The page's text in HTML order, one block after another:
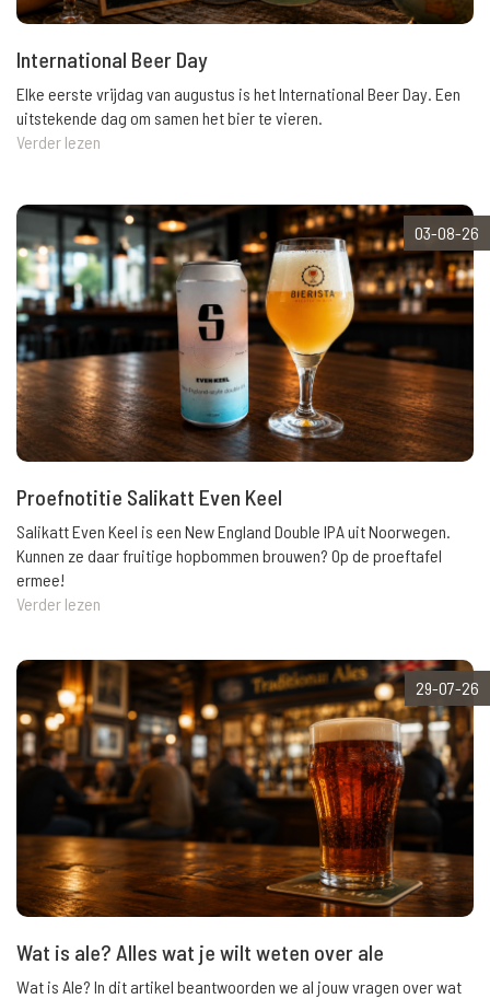
International Beer Day
Elke eerste vrijdag van augustus is het International Beer Day. Een
uitstekende dag om samen het bier te vieren.
Verder lezen
03-08-26
Proefnotitie Salikatt Even Keel
Salikatt Even Keel is een New England Double IPA uit Noorwegen.
Kunnen ze daar fruitige hopbommen brouwen? Op de proeftafel
ermee!
Verder lezen
29-07-26
Wat is ale? Alles wat je wilt weten over ale
Wat is Ale? In dit artikel beantwoorden we al jouw vragen over wat